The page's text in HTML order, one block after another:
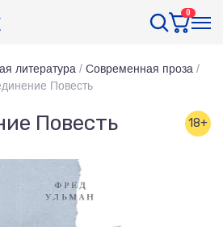
0
литература / Современная проза /
Повесть
Повесть 18+